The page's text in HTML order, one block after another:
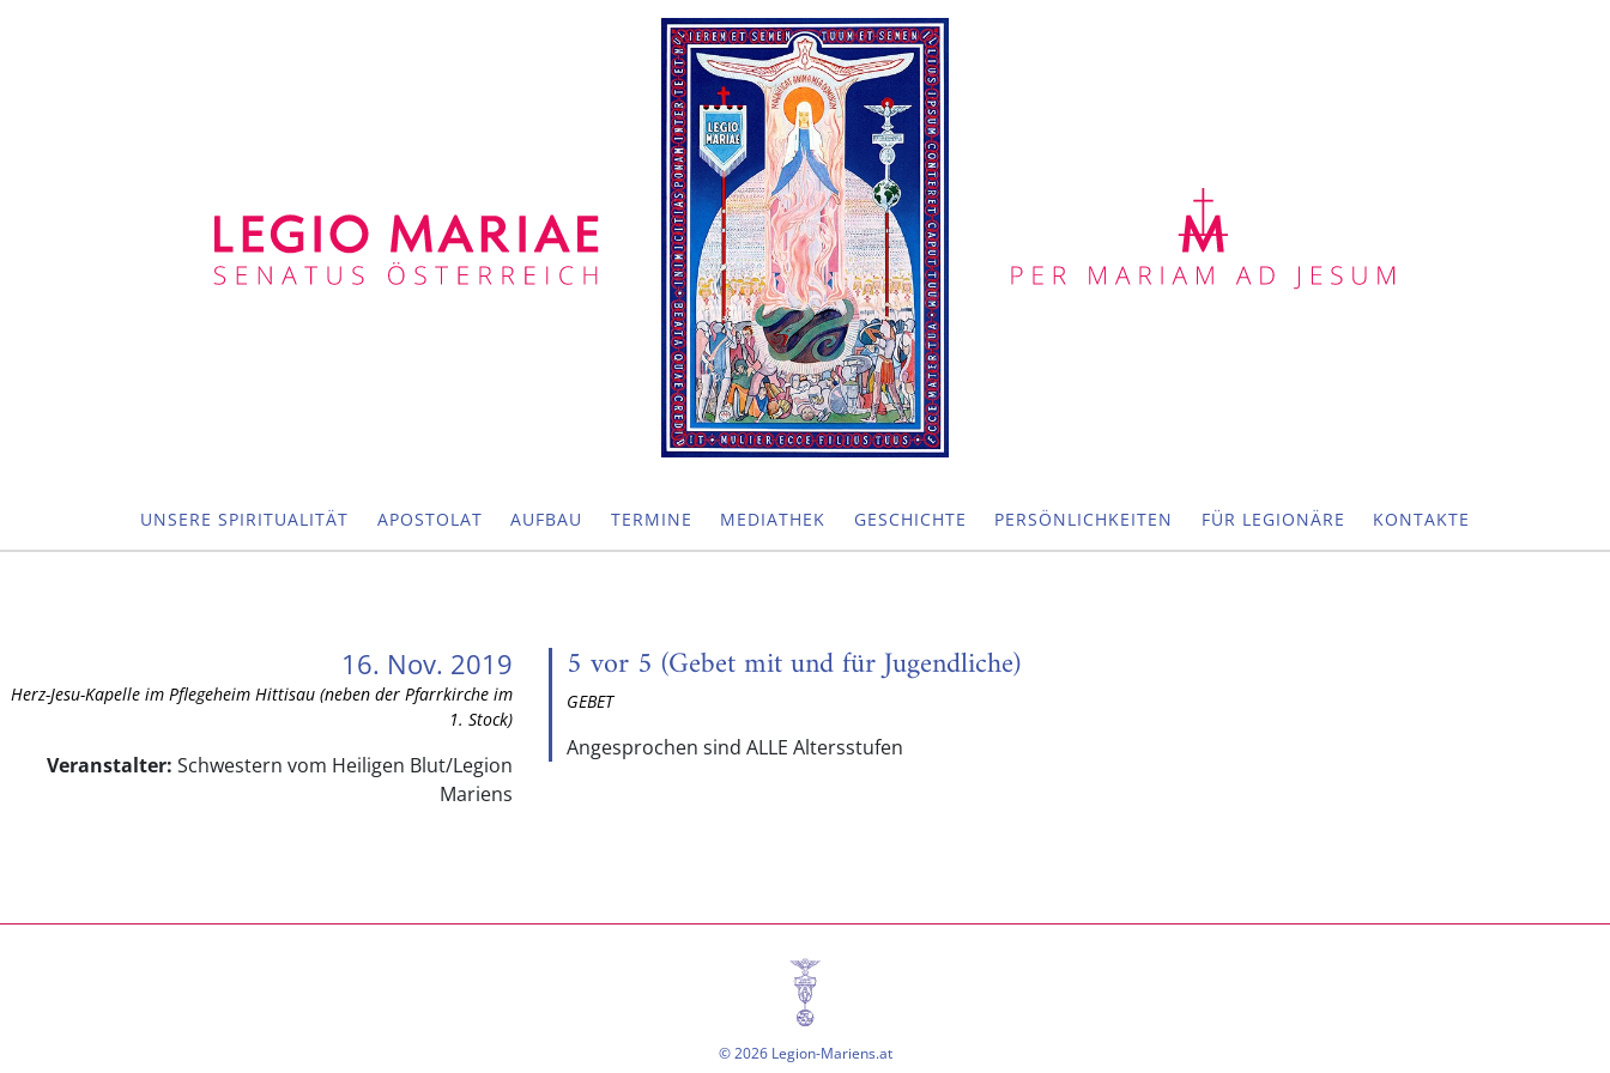
UNSERE SPIRITUALITÄT APOSTOLAT AUFBAU TERMINE MEDIATHEK GESCHICHTE PERSÖNLICHKEITEN FÜR LEGIONÄRE KONTAKTE
16. Nov. 2019
Herz-Jesu-Kapelle im Pflegeheim Hittisau (neben der Pfarrkirche im
1. Stock)
Veranstalter: Schwestern vom Heiligen Blut/Legion
Mariens
5 vor 5 (Gebet mit und für Jugendliche)
GEBET
Angesprochen sind ALLE Altersstufen
© 2026 Legion-Mariens.at